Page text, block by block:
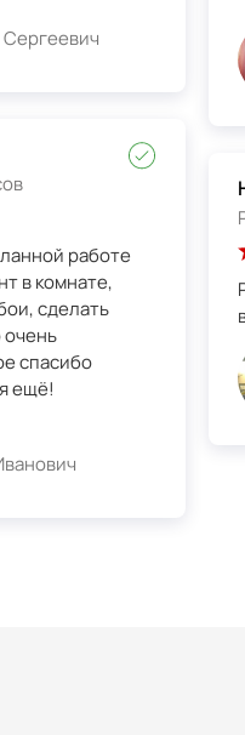
работе
в комнате,
сделать
очень
ещё!